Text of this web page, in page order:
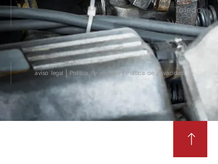
Toledo
aviso legal Política de cookies Política de privacidad